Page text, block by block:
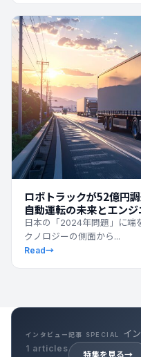
ロボトラックが52億円
自動運転の未来とエン
日本の「2024年問題」に端
クノロジーの側面から...
Read→
インタビュー記事 SPECIAL イ
1 articles
特集を見る→